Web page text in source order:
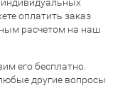
оплатить заказ
расчетом на наш
его бесплатно.
другие вопросы